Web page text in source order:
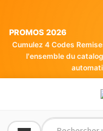
PROMOS 2026
Cumulez 4 Codes
l'ensemble du